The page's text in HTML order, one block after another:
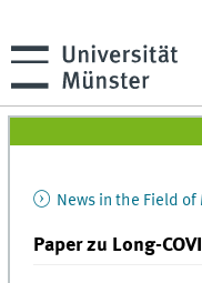
News in the Field
Paper zu Long-